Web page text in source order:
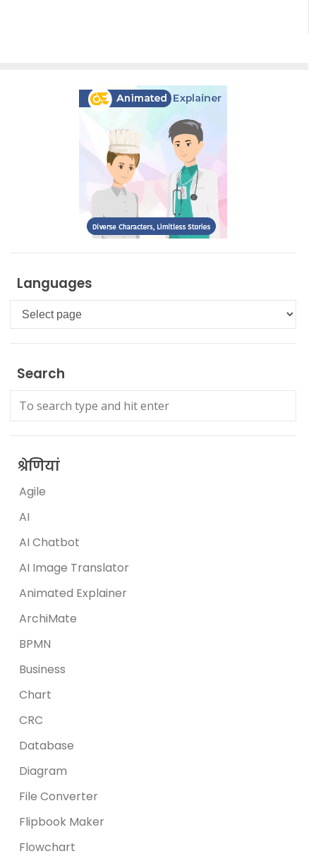
Languages
Languages
Search
श्रेणियां
Agile
AI
AI Chatbot
AI Image Translator
Animated Explainer
ArchiMate
BPMN
Business
Chart
CRC
Database
Diagram
File Converter
Flipbook Maker
Flowchart